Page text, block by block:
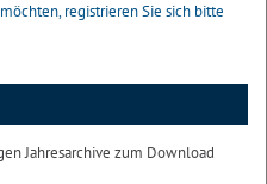
registrieren Sie sich bitte
Jahresarchive zum Download